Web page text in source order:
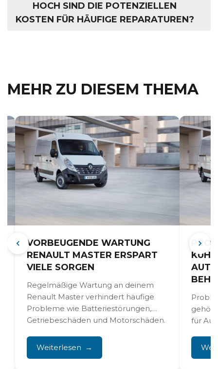
HOCH SIND DIE POTENZIELLEN
KOSTEN FÜR HÄUFIGE REPARATUREN?
MEHR ZU DIESEM THEMA
VORBEUGENDE WARTUNG
RENAULT MASTER ERSPART
VIELE SORGEN
Regelmäßige Wartung an deinem
Renault Master verhindert häufige
Probleme wie Batteriestörungen,
Getriebeschäden und Motorschäden.
Flüssigkeitswechsel, die Kontrolle
der...
Weiterlesen
für